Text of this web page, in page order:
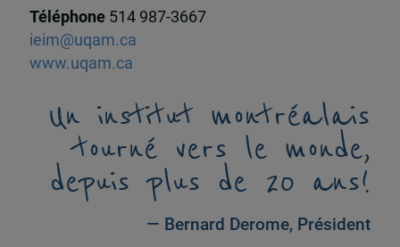
Téléphone 514 987-3667
ieim@uqam.ca
www.uqam.ca
Un institut montréalais
tourné vers le monde,
depuis plus de 20 ans!
— Bernard Derome, Président